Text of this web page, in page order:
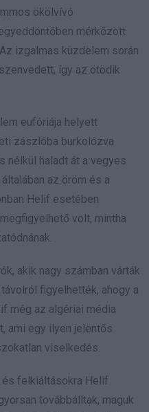
ökölvívó
mérkőzött
izgalmas küzdelem során
így az ötödik
eufóriája helyett
zászlóba burkolózva
nélkül haladt át a vegyes
az öröm és a
Helif esetében
volt, mintha
akik nagy számban várták
figyelhették, ahogy a
még az algériai média
ami egy ilyen jelentős
viselkedés.
felkiáltásokra Helif
továbbálltak, maguk